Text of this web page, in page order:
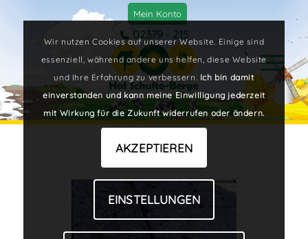
Mein Konto
02379 - 215
Wir nutzen Cookies auf unserer Website. Einige sind
essenziell, während andere uns helfen, diese Website
und Ihre Erfahrung zu verbessern. Ich bin damit
einverstanden und kann meine Einwilligung jederzeit
mit Wirkung für die Zukunft widerrufen oder ändern.
AKZEPTIEREN
EINSTELLUNGEN